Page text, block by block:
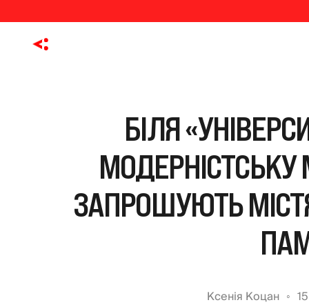
БІЛЯ
МОДЕРНІСТСЬКУ
ЗАПРОШУЮТЬ
Ксенія Коцан